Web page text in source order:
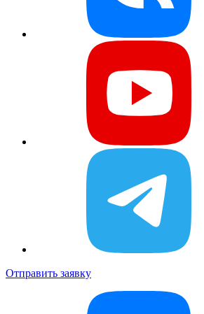
Отправить заявку